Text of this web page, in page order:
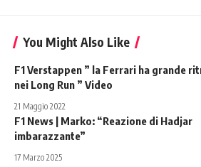
You Might Also Like
F1 Verstappen ” la Ferrari ha grande
nei Long Run ” Video
21 Maggio 2022
F1 News | Marko: “Reazione di Hadjar
imbarazzante”
17 Marzo 2025